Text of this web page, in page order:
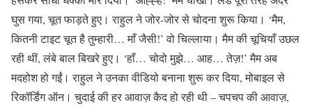
घुस गया, चूत फाड़ते हुए। राहुल ने जोर-जोर से चोदना शुरू किया। ‘मैम,
कितनी टाइट चूत है तुम्हारी… माँ जैसी!’ वो चिल्लाया। मैम की चूचियाँ उछल
रही थीं, लंबे बाल बिखरे हुए। ‘हाँ… चोदो मुझे… आह… तेज़!’ मैम अब
मदहोश हो गईं। राहुल ने उनका वीडियो बनाना शुरू कर दिया, मोबाइल से
रिकॉर्डिंग ऑन। चुदाई की हर आवाज़ कैद हो रही थी – चपचप की आवाज़,